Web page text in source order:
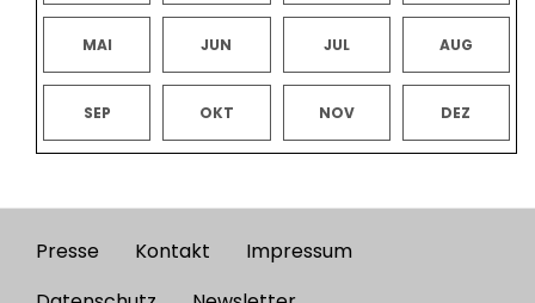
MAI JUN JUL AUG
SEP OKT NOV DEZ
Footer
Presse Kontakt
Impressum